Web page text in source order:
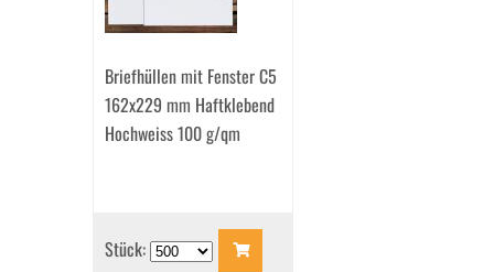
Briefhüllen mit Fenster C5
162x229 mm Haftklebend
Hochweiss 100 g/qm
Stück: